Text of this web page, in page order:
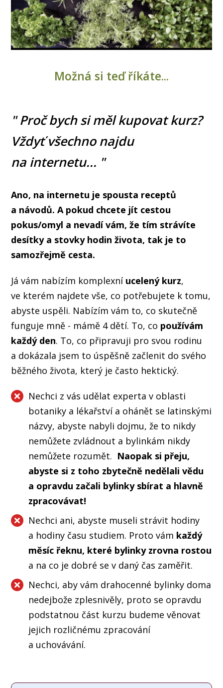
Možná si teď říkáte...
" Proč bych si měl kupovat kurz?
Vždyť všechno najdu
na internetu... "
Ano, na internetu je spousta receptů
a návodů. A pokud chcete jít cestou
pokus/omyl a nevadí vám, že tím strávíte
desítky a stovky hodin života, tak je to
samozřejmě cesta.
Já vám nabízím komplexní ucelený kurz,
ve kterém najdete vše, co potřebujete k tomu,
abyste uspěli. Nabízím vám to, co skutečně
funguje mně - mámě 4 dětí. To, co používám
každý den. To, co připravuji pro svou rodinu
a dokázala jsem to úspěšně začlenit do svého
běžného života, který je často hektický.
Nechci z vás udělat experta v oblasti
botaniky a lékařství a ohánět se latinskými
názvy, abyste nabyli dojmu, že to nikdy
nemůžete zvládnout a bylinkám nikdy
nemůžete rozumět. Naopak si přeju,
abyste si z toho zbytečně nedělali vědu
a opravdu začali bylinky sbírat a hlavně
zpracovávat!
Nechci ani, abyste museli strávit hodiny
a hodiny času studiem. Proto vám každý
měsíc řeknu, které bylinky zrovna rostou
a na co je dobré se v daný čas zaměřit.
Nechci, aby vám drahocenné bylinky doma
nedejbože zplesnivěly, proto se opravdu
podstatnou část kurzu budeme věnovat
jejich rozličnému zpracování
a uchovávání.